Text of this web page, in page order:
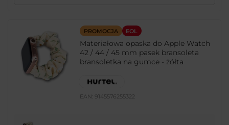
PROMOCJA EOL
Materiałowa opaska do Apple Watch
42 / 44 / 45 mm pasek bransoleta
bransoletka na gumce - żółta
EAN: 9145576255322